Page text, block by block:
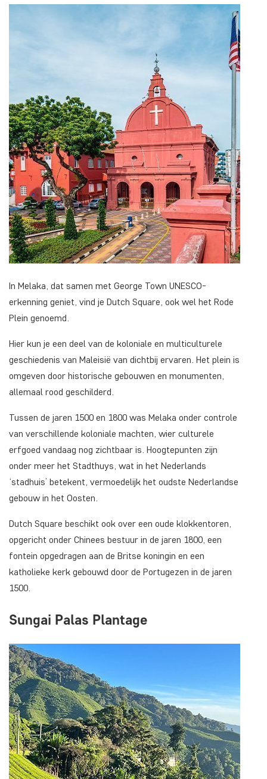
In Melaka, dat samen met George Town UNESCO-
erkenning geniet, vind je Dutch Square, ook wel het Rode
Plein genoemd.
Hier kun je een deel van de koloniale en multiculturele
geschiedenis van Maleisië van dichtbij ervaren. Het plein is
omgeven door historische gebouwen en monumenten,
allemaal rood geschilderd.
Tussen de jaren 1500 en 1800 was Melaka onder controle
van verschillende koloniale machten, wier culturele
erfgoed vandaag nog zichtbaar is. Hoogtepunten zijn
onder meer het Stadthuys, wat in het Nederlands
‘stadhuis’ betekent, vermoedelijk het oudste Nederlandse
gebouw in het Oosten.
Dutch Square beschikt ook over een oude klokkentoren,
opgericht onder Chinees bestuur in de jaren 1800, een
fontein opgedragen aan de Britse koningin en een
katholieke kerk gebouwd door de Portugezen in de jaren
1500.
Sungai Palas Plantage